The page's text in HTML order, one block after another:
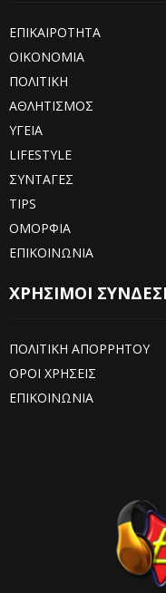
ΕΠΙΚΑΙΡΟΤΗΤΑ
ΟΙΚΟΝΟΜΙΑ
ΠΟΛΙΤΙΚΗ
ΑΘΛΗΤΙΣΜΟΣ
ΥΓΕΙΑ
LIFESTYLE
ΣΥΝΤΑΓΕΣ
TIPS
ΟΜΟΡΦΙΑ
ΕΠΙΚΟΙΝΩΝΙΑ
ΧΡΗΣΙΜΟΙ
ΠΟΛΙΤΙΚΗ ΑΠΟΡΡΗΤΟΥ
ΟΡΟΙ ΧΡΗΣΕΙΣ
ΕΠΙΚΟΙΝΩΝΙΑ